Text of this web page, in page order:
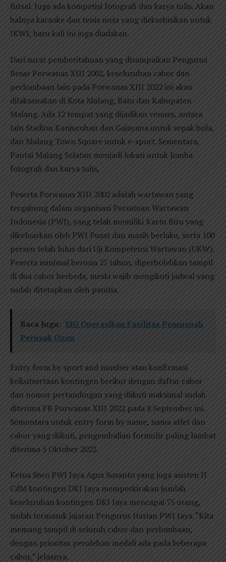
futsal. Juga ada kompetisi fotografi dan karya tulis. Akan
halnya karaoke dan tenis meja yang dieksebisikan untuk
IKWI, baru kali ini juga diadakan.
Dari surat pemberitahuan yang disampaikan Pengurus
Besar Porwanas XIII 2002, keseluruhan cabor dan
perlombaan lain pada Porwanas XIII 2022 ini akan
dilaksanakan di Kota Malang, Batu dan Kabupaten
Malang. Ada 12 tempat yang dijadikan venues, antara
lain Stadion Kanjuruhan dan Gajayana untuk sepak bola,
dan Malang Town Square untuk e-sport. Sementara,
Pantai Malang Selatan menjadi lokasi untuk lomba
fotografi dan karya tulis,
Peserta Porwanas XIII 2002 adalah wartawan yang
tergabung dalam organisasi Persatuan Wartawan
Indonesia (PWI), yang telah memiliki Kartu Biru yang
dikeluarkan oleh PWI Pusat dan masih berlaku, serta 100
persen telah lulus dari Uji Kompetensi Wartawan (UKW).
Peserta minimal berusia 27 tahun, diperbolehkan tampil
di dua cabor berbeda, meski wajib mengikuti jadwal yang
sudah ditetapkan oleh panitia.
Baca Juga: SIG Operasikan Fasilitas Pemusnah
Perusak Ozon
Entry form by sport and number atau konfirmasi
keikutsertaan kontingen berikut dengan daftar cabor
dan nomor pertandingan yang diikuti maksimal sudah
diterima PB Porwanas XIII 2022 pada 8 September ini.
Sementara untuk entry form by name, nama atlet dan
cabor yang diikuti, pengembalian formulir paling lambat
diterima 5 Oktober 2022.
Ketua Siwo PWI Jaya Agus Susanto yang juga asisten II
CdM kontingen DKI Jaya memperkirakan jumlah
keseluruhan kontingen DKI Jaya mencapai 75 orang,
sudah termasuk jajaran Pengurus Harian PWI Jaya. “Kita
memang tampil di seluruh cabor dan perlombaan,
dengan prioritas perolehan medali ada pada beberapa
cabor,” jelasnya.